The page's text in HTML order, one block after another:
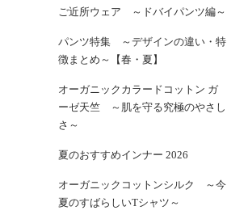
ご近所ウェア ～ドバイパンツ編～
パンツ特集 ～デザインの違い・特
徴まとめ～【春・夏】
オーガニックカラードコットン ガ
ーゼ天竺 ～肌を守る究極のやさし
さ～
夏のおすすめインナー 2026
オーガニックコットンシルク ～今
夏のすばらしいTシャツ～